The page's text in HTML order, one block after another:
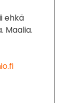
ehkä
Maalia.